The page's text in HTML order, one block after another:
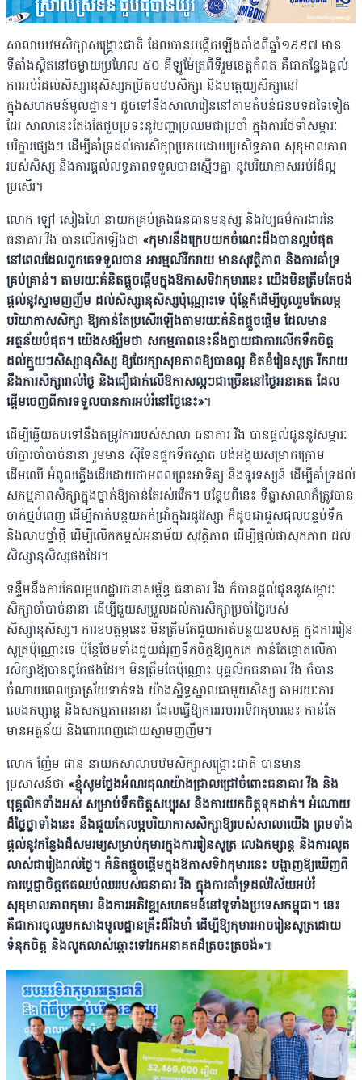
សាលាបឋមសិក្សាសង្គ្រោះជាតិ ដែលបានបង្កើតឡើងតាំងពីឆ្នាំ១៩៩៧ មាន
ទីតាំងស្ថិតនៅចម្ងាយប្រហែល ៥០ គីឡូម៉ែត្រពីទីរួមខេត្តកំពត គឺជាកន្លែងផ្តល់
ការអប់រំដល់សិស្សានុសិស្សកម្រិតបឋមសិក្សា និងមត្តេយ្យសិក្សានៅ
ក្នុងសហគមន៍មូលដ្ឋាន។ ដូចទៅនឹងសាលារៀននៅតាមតំបន់ជនបទដទៃទៀត
ដែរ សាលានេះតែងតែជួបប្រទះនូវបញ្ហាប្រឈមជាប្រចាំ ក្នុងការថែទាំសម្ភារៈ
បរិក្ខារផ្សេងៗ ដើម្បីគាំទ្រដល់ការសិក្សាប្រកបដោយប្រសិទ្ធភាព សុខុមាលភាព
របស់សិស្ស និងការផ្តល់លទ្ធភាពទទួលបានស្មើៗគ្នា នូវបរិយាកាសអប់រំដ៏ល្អ
ប្រសើរ។
លោក ឡៅ សៀងហៃ​ នាយកគ្រប់គ្រងធនធានមនុស្ស និងវប្បធម៌ការងារនៃ
ធនាគារ វីង បានលើកឡើងថា «កុមារនឹងក្រេបយកចំណេះដឹងបានល្អបំផុត
នៅពេលដែលពួកគេទទួលបាន អារម្មណ៍រីករាយ មានសុវត្ថិភាព និងការគាំទ្រ
គ្រប់គ្រាន់។ តាមរយៈគំនិតផ្ដួចផ្ដើមក្នុងឱកាសទិវាកុមារនេះ យើងមិនត្រឹមតែចង់
ផ្តល់នូវស្នាមញញឹម ដល់សិស្សានុសិស្សប៉ុណ្ណោះទេ ប៉ុន្តែក៏ដើម្បីចូលរួមកែលម្អ
បរិយាកាសសិក្សា ឱ្យកាន់តែប្រសើរឡើងតាមរយៈគំនិតផ្តួចផ្តើម ដែលមាន
អត្ថន័យបំផុត។ យើងសង្ឃឹមថា សកម្មភាពនេះនឹងក្លាយជាការលើកទឹកចិត្ត
ដល់ក្មួយៗសិស្សានុសិស្ស ឱ្យថែរក្សាសុខភាពឱ្យបានល្អ ខិតខំរៀនសូត្រ រីករាយ
នឹងការសិក្សារាល់ថ្ងៃ និងជឿជាក់លើឱកាសល្អៗជាច្រើននៅថ្ងៃអនាគត ដែល
ផ្តើមចេញពីការទទួលបានការអប់រំនៅថ្ងៃនេះ»។
ដើម្បីឆ្លើយតបទៅនឹងតម្រូវការរបស់សាលា ធនាគារ វីង បានផ្តល់ជូននូវសម្ភារៈ
បរិក្ខារចាំបាច់នានា រួមមាន ស៊ីទែនផ្ទុកទឹកស្អាត បង់អង្គុយសម្រាកក្រោម
ដើមឈើ អំពូលភ្លើងដើរដោយថាមពលព្រះអាទិត្យ និងទូរទស្សន៍ ដើម្បីគាំទ្រដល់
សកម្មភាពសិក្សាក្នុងថ្នាក់ឱ្យកាន់តែរស់រវើក។ បន្ថែមពីនេះ ទីធ្លាសាលាក៏ត្រូវបាន
ចាក់ថ្មបំពេញ ដើម្បីកាត់បន្ថយភក់ជ្រាំក្នុងរដូវវស្សា ក៏ដូចជាជួសជុលបន្ទប់ទឹក
និងលាបថ្នាំថ្មី ដើម្បីលើកកម្ពស់អនាម័យ សុវត្ថិភាព ដើម្បីផ្តល់ផាសុកភាព ដល់
សិស្សានុសិស្សផងដែរ។
ទន្ទឹមនឹងការកែលម្អហេដ្ឋារចនាសម្ព័ន្ធ ធនាគារ វីង ក៏បានផ្ដល់ជូននូវសម្ភារៈ
សិក្សាចាំបាច់នានា ដើម្បីជួយសម្រួលដល់ការសិក្សាប្រចាំថ្ងៃរបស់
សិស្សានុសិស្ស។ ការឧបត្ថម្ភនេះ មិនត្រឹមតែជួយកាត់បន្ថយឧបសគ្គ ក្នុងការរៀន
សូត្រប៉ុណ្ណោះទេ ប៉ុន្តែថែមទាំងជួយជំរុញទឹកចិត្តឱ្យពួកគេ កាន់តែផ្ដោតលើកា
រសិក្សាឱ្យបានពូកែផងដែរ។ មិនត្រឹមតែប៉ុណ្ណោះ បុគ្គលិកធនាគារ វីង ក៏បាន
ចំណាយពេលប្រាស្រ័យទាក់ទង យ៉ាងស្និទ្ធស្នាលជាមួយសិស្ស តាមរយៈការ
លេងកម្សាន្ត និងសកម្មភាពនានា ដែលធ្វើឱ្យការអបអរទិវាកុមារនេះ កាន់តែ
មានអត្ថន័យ និងពោរពេញដោយស្នាមញញឹម។
លោក ញ៉ែម ផាន នាយកសាលាបឋមសិក្សាសង្គ្រោះជាតិ បានមាន
ប្រសាសន៍ថា «ខ្ញុំសូមថ្លែងអំណរគុណយ៉ាងជ្រាលជ្រៅចំពោះធនាគារ វីង និង
បុគ្គលិកទាំងអស់ សម្រាប់ទឹកចិត្តសប្បុរស និងការយកចិត្តទុកដាក់។ អំណោយ
ដ៏ថ្លៃថ្លាទាំងនេះ នឹងជួយកែលម្អបរិយាកាសសិក្សាឱ្យរបស់សាលាយើង ព្រមទាំង
ផ្ដល់នូវកន្លែងដ៏សមរម្យសម្រាប់កុមារក្នុងការរៀនសូត្រ លេងកម្សាន្ត និងការលូត
លាស់ជារៀងរាល់ថ្ងៃ។ គំនិតផ្ដួចផ្ដើមក្នុងឱកាសទិវាកុមារនេះ បង្ហាញឱ្យឃើញពី
ការប្តេជ្ញាចិត្តឥតឈប់ឈររបស់ធនាគារ វីង ក្នុងការគាំទ្រដល់វិស័យអប់រំ
សុខុមាលភាពកុមារ និងការអភិវឌ្ឍសហគមន៍នៅទូទាំងប្រទេសកម្ពុជា។ នេះ
គឺជាការចូលរួមកសាងមូលដ្ឋានគ្រឹះដ៏រឹងមាំ ដើម្បីឱ្យកុមារអាចរៀនសូត្រដោយ
ទំនុកចិត្ត និងលូតលាស់ឆ្ពោះទៅរកអនាគតដ៏ត្រចះត្រចង់»៕